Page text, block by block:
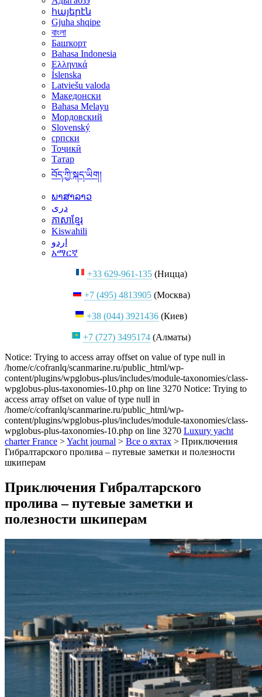
հայերէն
Gjuha shqipe
বাংলা
Башҡорт
Bahasa Indonesia
Ελληνικά
Íslenska
Latviešu valoda
Македонски
Bahasa Melayu
Мордовский
Slovenský
српски
Тоҷикӣ
Татар
བོད་ཀྱི་སྐད་ཡིག།
ພາສາລາວ
دری
ភាសាខ្មែរ
Kiswahili
اردو
አማርኛ
+33 629-961-135(Ницца)
+7 (495) 4813905(Москва)
+38 (044) 3921436 (Киев)
+7 (727) 3495174 (Алматы)
Notice: Trying to access array offset on value of type null in
/home/c/cofranlq/scanmarine.ru/public_html/wp-
content/plugins/wpglobus-plus/includes/module-taxonomies/class-
wpglobus-plus-taxonomies-10.php on line 3270 Notice: Trying to
access array offset on value of type null in
/home/c/cofranlq/scanmarine.ru/public_html/wp-
content/plugins/wpglobus-plus/includes/module-taxonomies/class-
wpglobus-plus-taxonomies-10.php on line 3270 Luxury yacht
charter France >Yacht journal > Все о яхтах > Приключения
Гибралтарского пролива – путевые заметки и полезности
шкиперам
Приключения Гибралтарского
пролива – путевые заметки и
полезности шкиперам